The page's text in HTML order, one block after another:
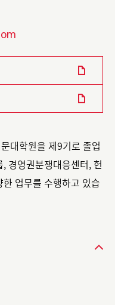
대학원을 제9기로 졸업
경영권분쟁대응센터, 헌
업무를 수행하고 있습